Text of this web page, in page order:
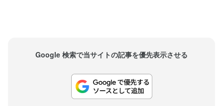
Google 検索で当サイトの記事を優先表示させる